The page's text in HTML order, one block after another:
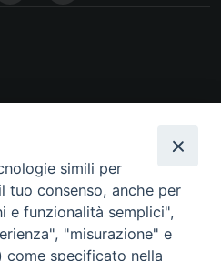
simili per
tuo consenso, anche per
e funzionalità semplici",
"misurazione" e
specificato nella